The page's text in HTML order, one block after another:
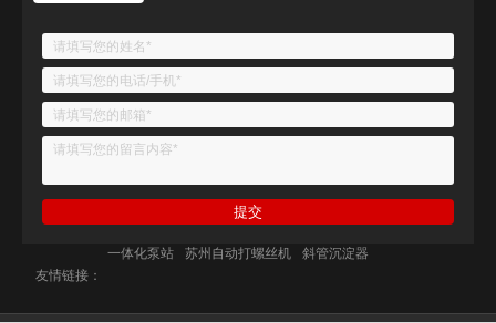
友情链接：
一体化泵站 苏州自动打螺丝机 斜管沉淀器